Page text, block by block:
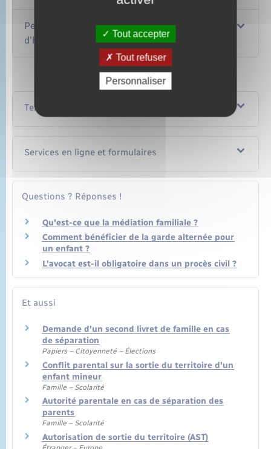
Peut-on modifier le droit de visite et
d'hébergement ou la garde alternée ?
Textes de référence
Services en ligne et formulaires
Questions ? Réponses !
Qu'est-ce que la médiation familiale ?
Comment bénéficier de la garde alternée pour
un enfant ?
L'avocat est-il obligatoire dans un procès civil ?
Et aussi
Demande d'un second livret de famille en cas
de séparation
Papiers – Citoyenneté – Élections
Conflit parental sur la sortie du territoire d'un
enfant mineur
Famille – Scolarité
Autorité parentale en cas de séparation des
parents
Famille – Scolarité
Autorisation de sortie du territoire (AST)
Tout accepter
Tout refuser
Personnaliser